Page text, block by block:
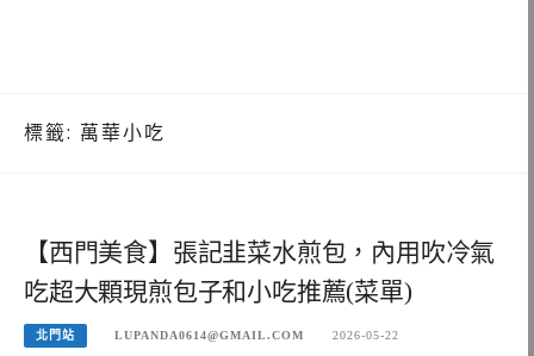
標籤: 萬華小吃
【西門美食】張記韭菜水煎包，內用吹冷氣
吃超大顆現煎包子和小吃推薦(菜單)
北門站 LUPANDA0614@GMAIL.COM 2026-05-22